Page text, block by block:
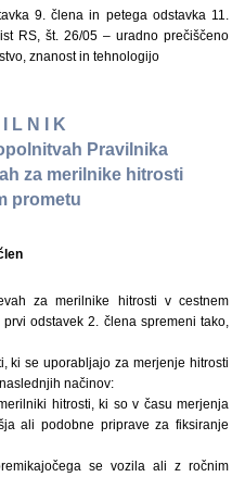
9. člena in petega odstavka 11.
RS, št. 26/05 – uradno prečiščeno
znanost in tehnologijo
I L N I K
Pravilnika
za merilnike hitrosti
prometu
za merilnike hitrosti v cestnem
odstavek 2. člena spremeni tako,
ki se uporabljajo za merjenje hitrosti
načinov:
hitrosti, ki so v času merjenja
ali podobne priprave za fiksiranje
se vozila ali z ročnim